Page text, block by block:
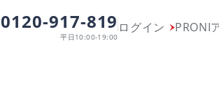
0120-917-819
平日10:00-19:00
PRONI
ログイン